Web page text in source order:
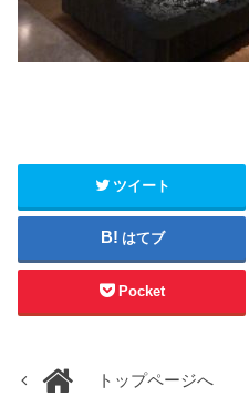
ツイート
はてブ
Pocket
トップページへ